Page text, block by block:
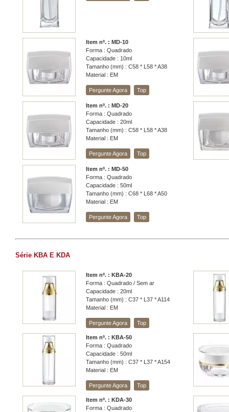
Item nº. : MD-10
Forma : Quadrado
Capacidade : 10ml
Tamanho (mm) : C58 * L58 * A38
Material : EM
Pergunte Agora Top
Item nº. : MD-20
Forma : Quadrado
Capacidade : 20ml
Tamanho (mm) : C58 * L58 * A38
Material : EM
Pergunte Agora Top
Item nº. : MD-50
Forma : Quadrado
Capacidade : 50ml
Tamanho (mm) : C68 * L68 * A50
Material : EM
Pergunte Agora Top
Série KBA E KDA
Item nº. : KBA-20
Forma : Quadrado / Sem ar
Capacidade : 20ml
Tamanho (mm) : C37 * L37 * A114
Material : EM
Pergunte Agora Top
Item nº. : KBA-50
Forma : Quadrado
Capacidade : 50ml
Tamanho (mm) : C37 * L37 * A154
Material : EM
Pergunte Agora Top
Item nº. : KDA-30
Forma : Quadrado